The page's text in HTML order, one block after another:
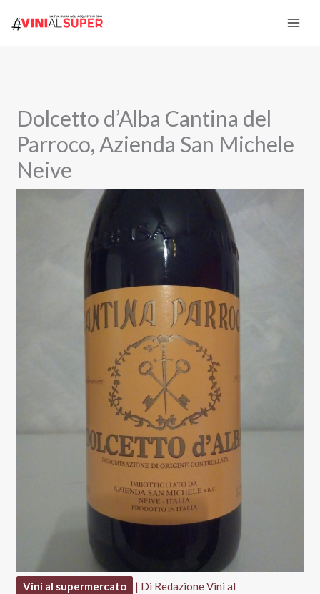
Dolcetto d’Alba Cantina del
Parroco, Azienda San Michele
Neive
Vini al supermercato | Di Redazione Vini al